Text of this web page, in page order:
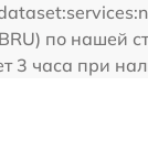
по нашей
3 часа при